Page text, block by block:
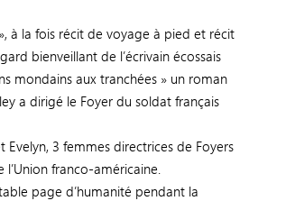
à la fois récit de voyage à pied et récit
bienveillant de l’écrivain écossais
mondains aux tranchées » un roman
a dirigé le Foyer du soldat français
3 femmes directrices de Foyers
l’Union franco-américaine.
page d’humanité pendant la